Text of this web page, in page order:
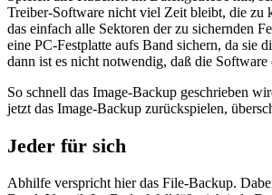
Treiber-Software nicht viel Zeit bleibt, die zu
das einfach alle Sektoren der zu sichernden
eine PC-Festplatte aufs Band sichern, da sie
dann ist es nicht notwendig, daß die
So schnell das Image-Backup geschrieben
jetzt das Image-Backup zurückspielen,
Jeder für sich
Abhilfe verspricht hier das File-Backup.